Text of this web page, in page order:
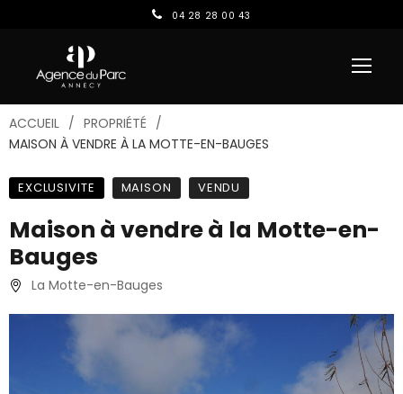
04 28 28 00 43
ACCUEIL
PROPRIÉTÉ
MAISON À VENDRE À LA MOTTE-EN-BAUGES
EXCLUSIVITE MAISON VENDU
Maison à vendre à la Motte-en-
Bauges
La Motte-en-Bauges